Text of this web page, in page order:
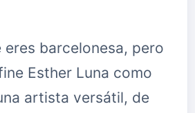
eres barcelonesa, pero
Esther Luna como
artista versátil, de